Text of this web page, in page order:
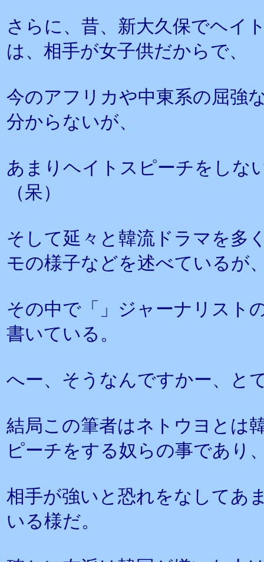
さらに、昔、新大久保でヘイ
は、相手が女子供だからで、
今のアフリカや中東系の屈強
分からないが、
あまりヘイトスピーチをしな
（呆）
そして延々と韓流ドラマを多
モの様子などを述べているが
その中で「」ジャーナリスト
書いている。
へー、そうなんですかー、と
結局この筆者はネトウヨとは
ピーチをする奴らの事であり
相手が強いと恐れをなしてあ
いる様だ。